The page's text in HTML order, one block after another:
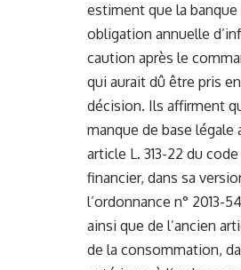
estiment que la banque
obligation annuelle
caution après le
qui aurait dû être pris
décision. Ils affirment
manque de base légale
article L. 313-22 du
financier, dans sa
l’ordonnance n° 2013-
ainsi que de l’ancien
de la consommation,